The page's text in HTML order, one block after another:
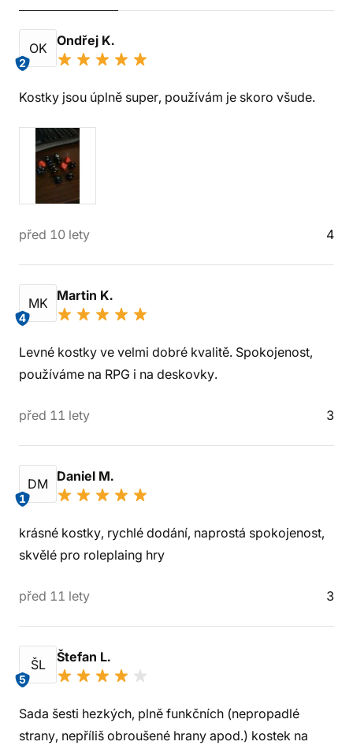
OK
2
Ondřej K.
Kostky jsou úplně super, používám je skoro všude.
před 10 lety 4
MK
4
Martin K.
Levné kostky ve velmi dobré kvalitě. Spokojenost,
používáme na RPG i na deskovky.
před 11 lety 3
DM
1
Daniel M.
krásné kostky, rychlé dodání, naprostá spokojenost,
skvělé pro roleplaing hry
před 11 lety 3
ŠL
5
Štefan L.
Sada šesti hezkých, plně funkčních (nepropadlé
strany, nepříliš obroušené hrany apod.) kostek na